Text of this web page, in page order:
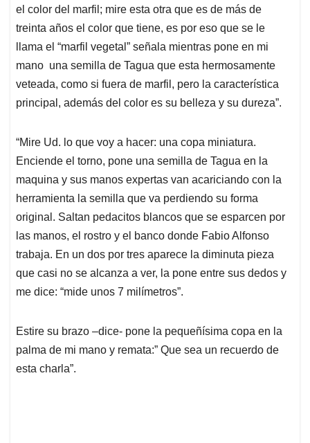
el color del marfil; mire esta otra que es de más de
treinta años el color que tiene, es por eso que se le
llama el “marfil vegetal” señala mientras pone en mi
mano una semilla de Tagua que esta hermosamente
veteada, como si fuera de marfil, pero la característica
principal, además del color es su belleza y su dureza”.
“Mire Ud. lo que voy a hacer: una copa miniatura.
Enciende el torno, pone una semilla de Tagua en la
maquina y sus manos expertas van acariciando con la
herramienta la semilla que va perdiendo su forma
original. Saltan pedacitos blancos que se esparcen por
las manos, el rostro y el banco donde Fabio Alfonso
trabaja. En un dos por tres aparece la diminuta pieza
que casi no se alcanza a ver, la pone entre sus dedos y
me dice: “mide unos 7 milímetros”.
Estire su brazo –dice- pone la pequeñísima copa en la
palma de mi mano y remata:” Que sea un recuerdo de
esta charla”.